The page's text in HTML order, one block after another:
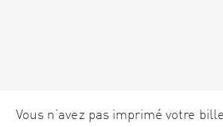
Vous n’avez pas imprimé votre